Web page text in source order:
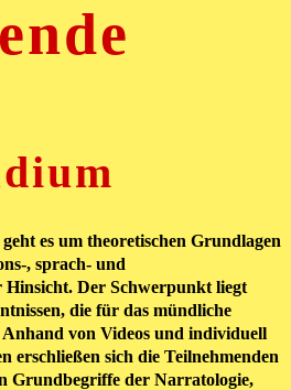
es um theoretischen Grundlagen
, sprach- und
Hinsicht. Der Schwerpunkt liegt
die für das mündliche
von Videos und individuell
erschließen sich die Teilnehmenden
Grundbegriffe der Narratologie,